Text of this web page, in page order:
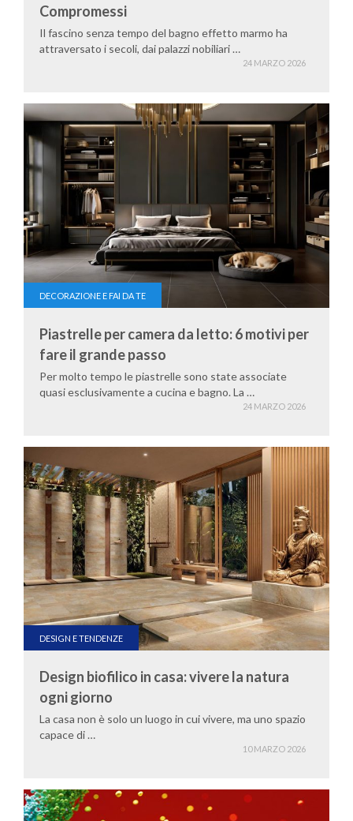
Compromessi
Il fascino senza tempo del bagno effetto marmo ha
attraversato i secoli, dai palazzi nobiliari …
24 MARZO 2026
DECORAZIONE E FAI DA TE
Piastrelle per camera da letto: 6 motivi per
fare il grande passo
Per molto tempo le piastrelle sono state associate
quasi esclusivamente a cucina e bagno. La …
24 MARZO 2026
DESIGN E TENDENZE
Design biofilico in casa: vivere la natura
ogni giorno
La casa non è solo un luogo in cui vivere, ma uno spazio
capace di …
10 MARZO 2026